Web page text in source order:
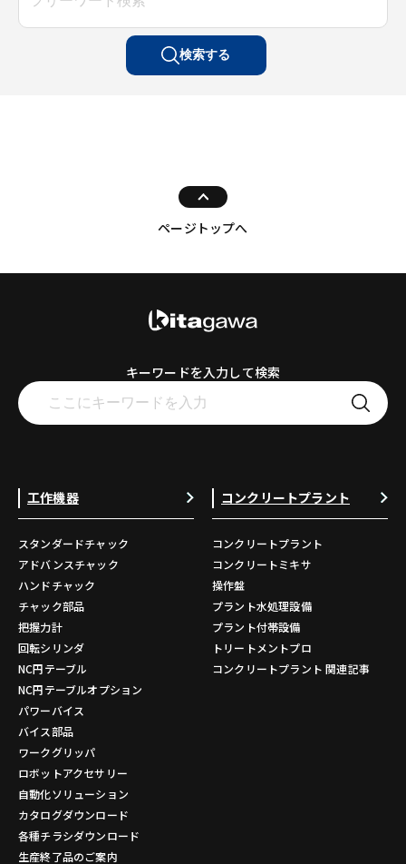
検索する
ページトップへ
キーワードを入力して検索
工作機器
スタンダードチャック
アドバンスチャック
ハンドチャック
チャック部品
把握力計
回転シリンダ
NC円テーブル
NC円テーブルオプション
パワーバイス
バイス部品
ワークグリッパ
ロボットアクセサリー
自動化ソリューション
カタログダウンロード
各種チラシダウンロード
生産終了品のご案内
コンクリートプラント
コンクリートプラント
コンクリートミキサ
操作盤
プラント水処理設備
プラント付帯設備
トリートメントプロ
コンクリートプラント 関連記事